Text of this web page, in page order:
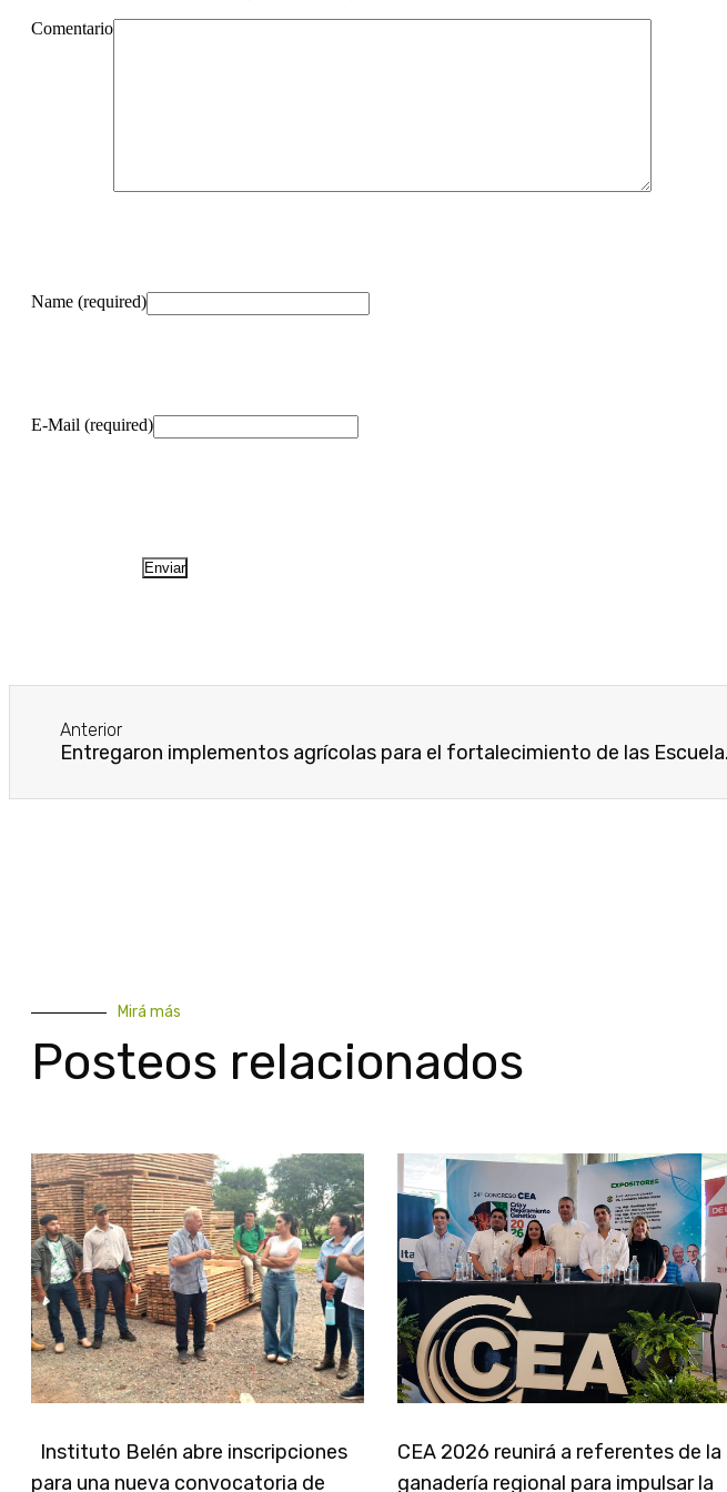
Name (required)
E-Mail (required)
Comentario
Anterior
Mirá más
Posteos relacionados
Instituto Belén abre inscripciones
para una nueva convocatoria de
CEA 2026 reunirá a referentes de la
ganadería regional para impulsar la